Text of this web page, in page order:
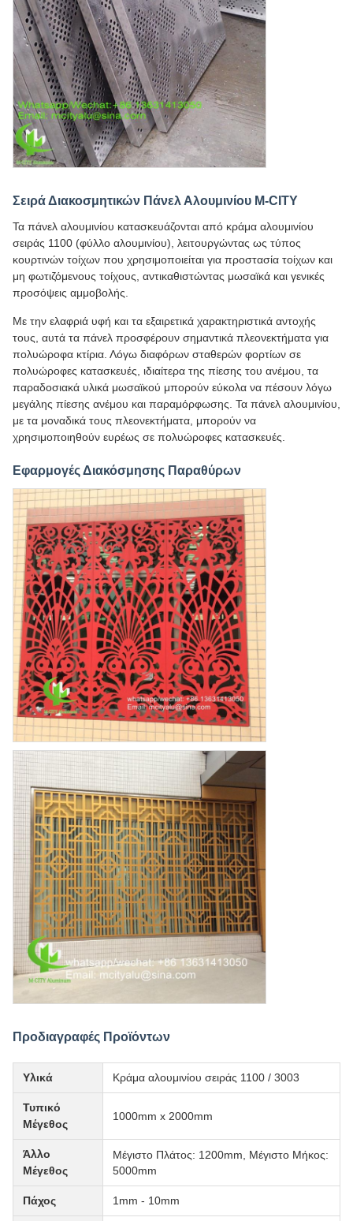
Σειρά Διακοσμητικών Πάνελ Αλουμινίου M-CITY
Τα πάνελ αλουμινίου κατασκευάζονται από κράμα αλουμινίου
σειράς 1100 (φύλλο αλουμινίου), λειτουργώντας ως τύπος
κουρτινών τοίχων που χρησιμοποιείται για προστασία τοίχων και
μη φωτιζόμενους τοίχους, αντικαθιστώντας μωσαϊκά και γενικές
προσόψεις αμμοβολής.
Με την ελαφριά υφή και τα εξαιρετικά χαρακτηριστικά αντοχής
τους, αυτά τα πάνελ προσφέρουν σημαντικά πλεονεκτήματα για
πολυώροφα κτίρια. Λόγω διαφόρων σταθερών φορτίων σε
πολυώροφες κατασκευές, ιδιαίτερα της πίεσης του ανέμου, τα
παραδοσιακά υλικά μωσαϊκού μπορούν εύκολα να πέσουν λόγω
μεγάλης πίεσης ανέμου και παραμόρφωσης. Τα πάνελ αλουμινίου,
με τα μοναδικά τους πλεονεκτήματα, μπορούν να
χρησιμοποιηθούν ευρέως σε πολυώροφες κατασκευές.
Εφαρμογές Διακόσμησης Παραθύρων
Προδιαγραφές Προϊόντων
Υλικά Κράμα αλουμινίου σειράς 1100 / 3003
Τυπικό
Μέγεθος
1000mm x 2000mm
Άλλο
Μέγεθος
Μέγιστο Πλάτος: 1200mm, Μέγιστο Μήκος:
5000mm
Πάχος 1mm - 10mm